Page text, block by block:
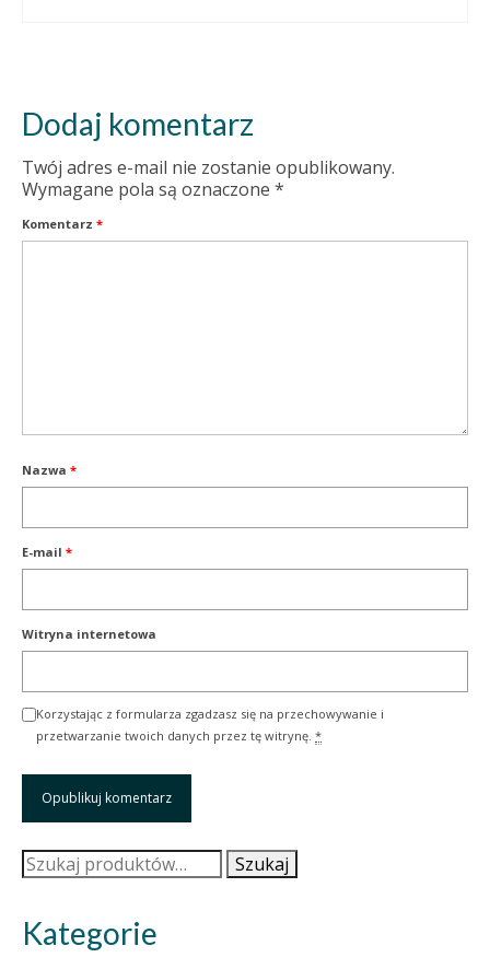
Dodaj komentarz
Twój adres e-mail nie zostanie opublikowany.
Wymagane pola są oznaczone *
Komentarz *
Nazwa *
E-mail *
Witryna internetowa
Korzystając z formularza zgadzasz się na przechowywanie i
przetwarzanie twoich danych przez tę witrynę. *
Szukaj: Szukaj
Kategorie